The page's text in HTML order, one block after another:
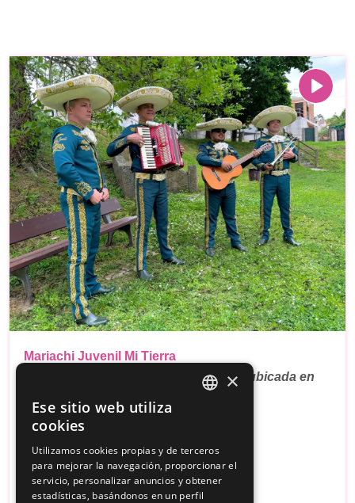
Mariachi Juvenil Mi Tierra
Somos una agrupación de mariachis ubicada en
Sin reseñas
Desde 300€
Ourense
×
Ese sitio web utiliza
cookies
Utilizamos cookies propias y de terceros
para mejorar la navegación, proporcionar el
servicio, personalizar anuncios y obtener
estadísticas, basándonos en un perfil